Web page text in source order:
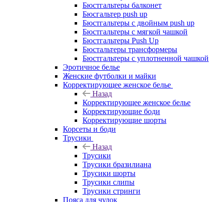
Бюстгальтеры балконет
Бюсгальтер push up
Бюстгальтеры с двойным push up
Бюстгальтеры с мягкой чашкой
Бюстгальтеры Push Up
Бюстальтеры трансформеры
Бюстгальтеры с уплотненной чашкой
Эротичное белье
Женские футболки и майки
Корректирующее женское белье
Назад
Корректирующее женское белье
Корректирующие боди
Корректирующие шорты
Корсеты и боди
Трусики
Назад
Трусики
Трусики бразилиана
Трусики шорты
Трусики слипы
Трусики стринги
Пояса для чулок